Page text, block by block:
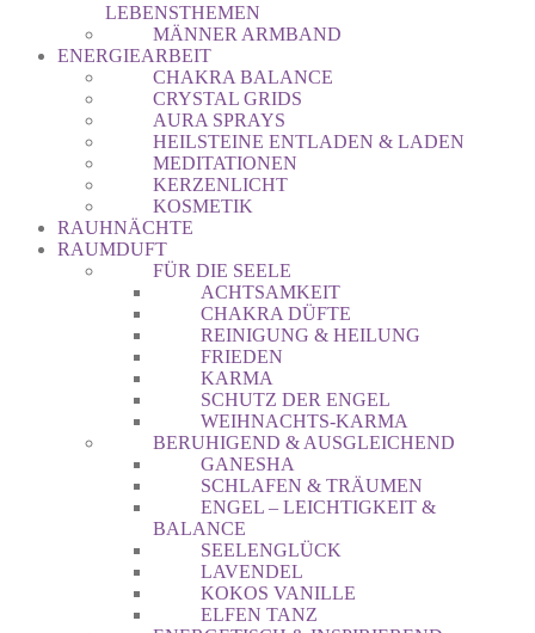
LEBENSTHEMEN
MÄNNER ARMBAND
ENERGIEARBEIT
CHAKRA BALANCE
CRYSTAL GRIDS
AURA SPRAYS
HEILSTEINE ENTLADEN & LADEN
MEDITATIONEN
KERZENLICHT
KOSMETIK
RAUHNÄCHTE
RAUMDUFT
FÜR DIE SEELE
ACHTSAMKEIT
CHAKRA DÜFTE
REINIGUNG & HEILUNG
FRIEDEN
KARMA
SCHUTZ DER ENGEL
WEIHNACHTS-KARMA
BERUHIGEND & AUSGLEICHEND
GANESHA
SCHLAFEN & TRÄUMEN
ENGEL – LEICHTIGKEIT &
BALANCE
SEELENGLÜCK
LAVENDEL
KOKOS VANILLE
ELFEN TANZ